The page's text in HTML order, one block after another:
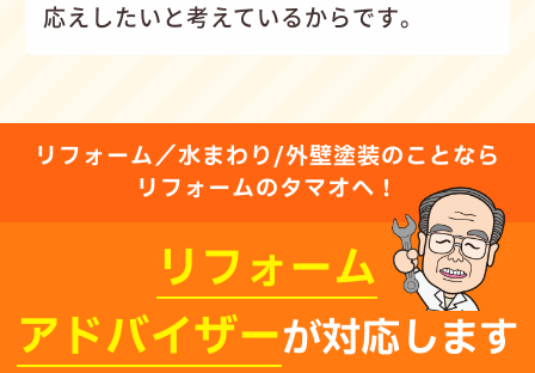
応えしたいと考えているからです。
リフォーム／水まわり/外壁塗装のことなら
リフォームのタマオへ！
リフォーム
アドバイザーが対応します